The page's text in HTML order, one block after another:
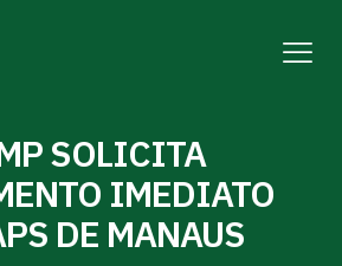
SOLICITA
IMEDIATO
DE MANAUS